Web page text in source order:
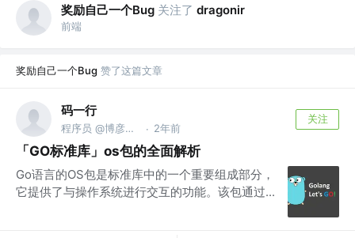
奖励自己一个Bug 关注了 dragonir
前端
奖励自己一个Bug 赞了这篇文章
码一行
程序员 @博彦科技 · 2年前
关注
「GO标准库」os包的全面解析
Go语言的OS包是标准库中的一个重要组成部分，
它提供了与操作系统进行交互的功能。该包通过...